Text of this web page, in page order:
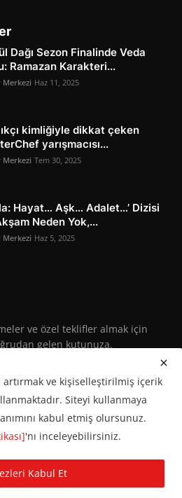
Dağı Sezon Finalinde Veda
Ramazan Karakteri...
Merkezi Haz 11, 2025
kimliğiyle dikkat çeken
yarışmacısı...
Merkezi Tem 30, 2025
Hayat… Aşk… Adalet…’ Dizisi
Neden Yok,...
Merkezi Haz 5, 2025
ve özel teklifler almak için
gelen kutunuza.
Abone Ol
ve kişiselleştirilmiş içerik
Siteyi kullanmaya
kabul etmiş olursunuz.
'nı inceleyebilirsiniz.
Kabul Et